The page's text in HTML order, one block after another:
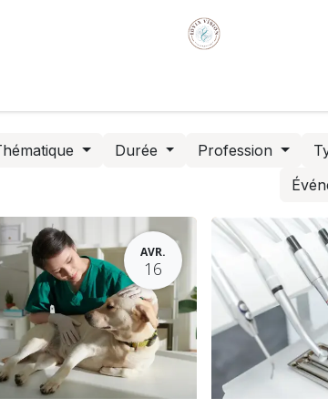
Durée Profession
AVR.
16